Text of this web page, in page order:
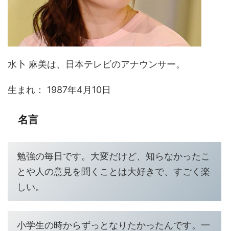
水卜 麻美は、日本テレビのアナウンサー。
生まれ： 1987年4月10日
名言
勉強の毎日です。大変だけど、知らなかったこ
とや人の意見を聞くことは大好きで、すごく楽
しい。
小学生の時からずっとなりたかったんです。一